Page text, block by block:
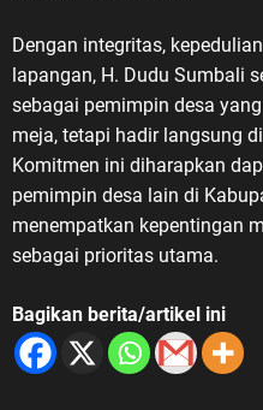
Dengan integritas,
lapangan, H. Dudu Sumbali
sebagai pemimpin desa
meja, tetapi hadir langsung
Komitmen ini diharapkan
pemimpin desa lain di
menempatkan kepentingan
sebagai prioritas utama.
Bagikan berita/artikel ini